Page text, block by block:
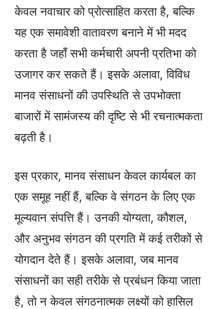
केवल नवाचार को प्रोत्साहित करता है, बल्कि
यह एक समावेशी वातावरण बनाने में भी मदद
करता है जहाँ सभी कर्मचारी अपनी प्रतिभा को
उजागर कर सकते हैं। इसके अलावा, विविध
मानव संसाधनों की उपस्थिति से उपभोक्ता
बाजारों में सामंजस्य की दृष्टि से भी रचनात्मकता
बढ़ती है।
इस प्रकार, मानव संसाधन केवल कार्यबल का
एक समूह नहीं हैं, बल्कि वे संगठन के लिए एक
मूल्यवान संपत्ति हैं। उनकी योग्यता, कौशल,
और अनुभव संगठन की प्रगति में कई तरीकों से
योगदान देते हैं। इसके अलावा, जब मानव
संसाधनों का सही तरीके से प्रबंधन किया जाता
है, तो न केवल संगठनात्मक लक्ष्यों को हासिल